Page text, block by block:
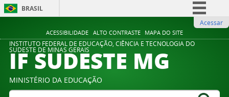
ACESSIBILIDADE ALTO CONTRASTE MAPA DO SITE
BRASIL
Comunica BR
Participe
Legislação
Acessar
INSTITUTO FEDERAL DE EDUCAÇÃO, CIÊNCIA E TECNOLOGIA DO
SUDESTE DE MINAS GERAIS
IF SUDESTE MG
MINISTÉRIO DA EDUCAÇÃO
Buscar no portal